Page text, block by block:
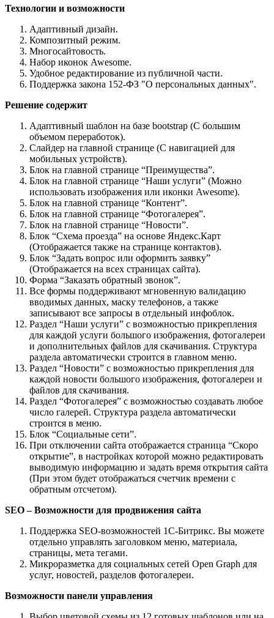
Технологии и возможности
Адаптивный дизайн.
Композитный режим.
Многосайтовость.
Набор иконок Awesome.
Удобное редактирование из публичной части.
Поддержка закона 152-ФЗ "О персональных данных".
Решение содержит
Адаптивный шаблон на базе bootstrap (С большим
объемом переработок).
Слайдер на главной странице (С навигацией для
мобильных устройств).
Блок на главной странице “Преимущества”.
Блок на главной странице “Наши услуги” (Можно
использовать изображения или иконки Awesome).
Блок на главной странице “Контент”.
Блок на главной странице “Фотогалерея”.
Блок на главной странице “Новости”.
Блок “Схема проезда” на основе Яндекс.Карт
(Отображается также на странице контактов).
Блок “Задать вопрос или оформить заявку”
(Отображается на всех страницах сайта).
Форма “Заказать обратный звонок”.
Все формы поддерживают мгновенную валидацию
вводимых данных, маску телефонов, а также
записывают все запросы в отдельный инфоблок.
Раздел “Наши услуги” с возможностью прикрепления
для каждой услуги большого изображения, фотогалереи
и дополнительных файлов для скачивания. Структура
раздела автоматически строится в главном меню.
Раздел “Новости” с возможностью прикрепления для
каждой новости большого изображения, фотогалереи и
файлов для скачивания.
Раздел “Фотогалерея” с возможностью создавать любое
число галерей. Структура раздела автоматически
строится в меню.
Блок “Социальные сети”.
При отключении сайта отображается страница “Скоро
открытие”, в настройках которой можно редактировать
выводимую информацию и задать время открытия сайта
(При этом будет отображаться счетчик времени с
обратным отсчетом).
SEO – Возможности для продвижения сайта
Поддержка SEO-возможностей 1С-Битрикс. Вы можете
отдельно управлять заголовком меню, материала,
страницы, мета тегами.
Микроразметка для социальных сетей Open Graph для
услуг, новостей, разделов фотогалереи.
Возможности панели управления